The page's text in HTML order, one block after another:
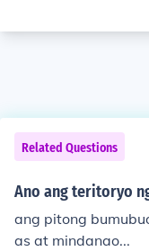
Related Questions
Ano ang teritoryo
ang pitong
as at mindanao...